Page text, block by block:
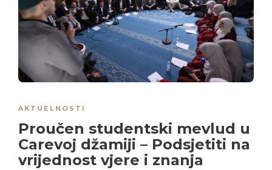
AKTUELNOSTI
Proučen studentski mevlud u
Carevoj džamiji – Podsjetiti na
vrijednost vjere i znanja